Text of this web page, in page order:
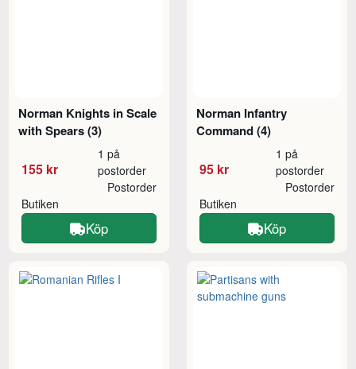
Norman Knights in Scale
with Spears (3)
155 kr
1 på
postorder
Butiken
Postorder
Köp
Norman Infantry
Command (4)
95 kr
1 på
postorder
Butiken
Postorder
Köp